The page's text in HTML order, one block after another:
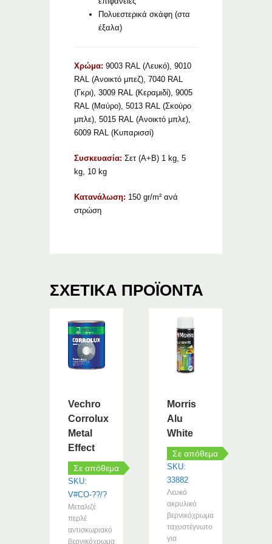
Πολυεστερικά σκάφη (στα
έξαλα)
Χρώμα: 9003 RAL (Λευκό), 9010
RAL (Ανοικτό μπεζ), 7040 RAL
(Γκρι), 3009 RAL (Κεραμιδί), 9005
RAL (Μαύρο), 5013 RAL (Σκούρο
μπλε), 5015 RAL (Ανοικτό μπλε),
6009 RAL (Κυπαρισσί)
Συσκευασία: Σετ (Α+Β) 1 kg, 5
kg, 10 kg
Κατανάλωση: 150 gr/m² ανά
στρώση
ΣΧΕΤΙΚΆ ΠΡΟΪΌΝΤΑ
Vechro
Corrolux
Metal
Effect
Σε απόθεμα
SKU:
V#CO-??/?
Μεταλιζέ
περλέ
αντισκωριακό
βερνικόχρωμα
Morris
Alu
White
Σε απόθεμα
SKU:
33882
Λευκό
ακρυλικό
βερνικόχρωμα
ταχυστέγνωτο
για